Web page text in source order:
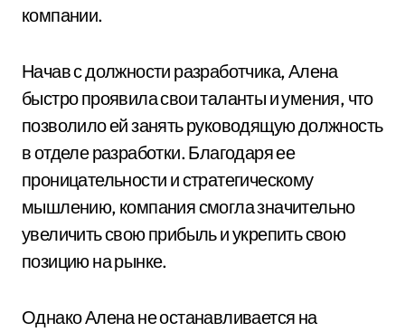
компании.
Начав с должности разработчика, Алена
быстро проявила свои таланты и умения, что
позволило ей занять руководящую должность
в отделе разработки. Благодаря ее
проницательности и стратегическому
мышлению, компания смогла значительно
увеличить свою прибыль и укрепить свою
позицию на рынке.
Однако Алена не останавливается на